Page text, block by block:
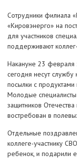
Сотрудники филиала
«Кировэнерго» на
для участников
поддерживают
Накануне 23 февраля
сегодня несут
посылки с
Молодые
защитников
востребован в
Отдельные
коллеге-участнику
ребенок, и подарили